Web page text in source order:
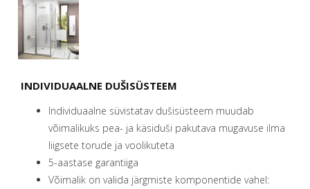
INDIVIDUAALNE DUŠISÜSTEEM
Individuaalne süvistatav dušisüsteem muudab
võimalikuks pea- ja käsiduši pakutava mugavuse ilma
liigsete torude ja voolikuteta
5-aastase garantiiga
Võimalik on valida järgmiste komponentide vahel: